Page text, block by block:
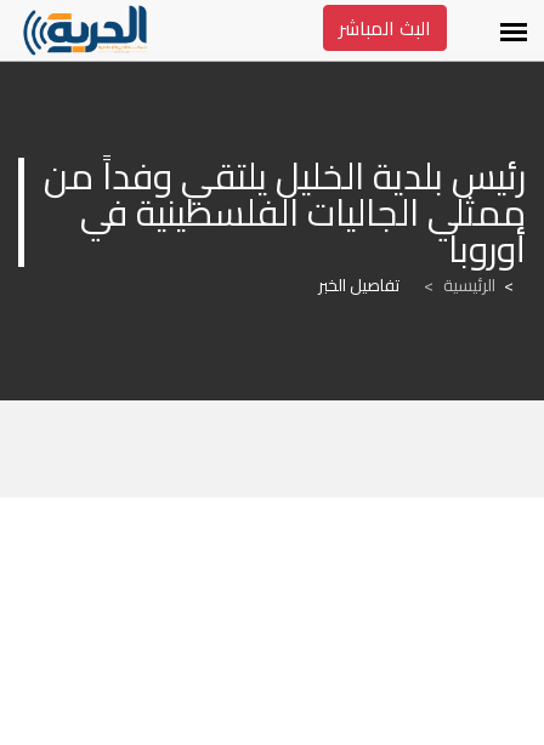
البث المباشر
ممثلي الجاليات الفلسطينية في
أوروبا
الرئيسية > تفاصيل الخبر